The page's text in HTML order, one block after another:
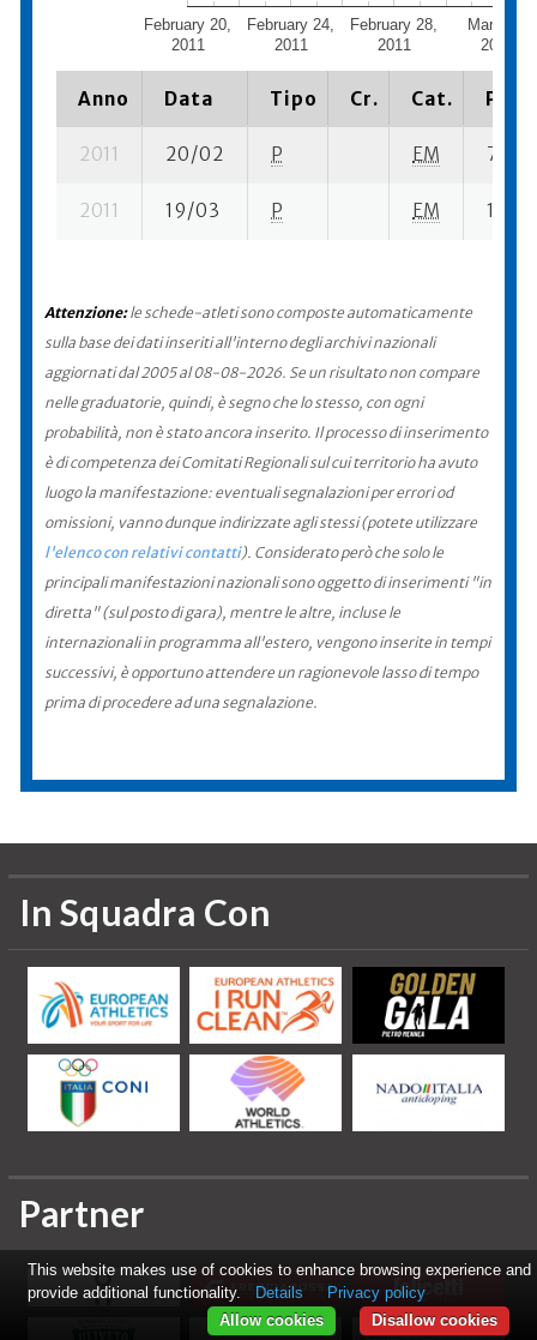
February 20,
2011
February 24,
2011
February 28,
2011
March 4,
2011
Anno Data Tipo Cr. Cat.
2011 20/02 P EM 7 se-
2011 19/03 P EM 10
Attenzione:le schede-atleti sono composte automaticamente
sulla base dei dati inseriti all'interno degli archivi nazionali
aggiornati dal 2005 al 08-08-2026. Se un risultato non compare
nelle graduatorie, quindi, è segno che lo stesso, con ogni
probabilità, non è stato ancora inserito. Il processo di inserimento
è di competenza dei Comitati Regionali sul cui territorio ha avuto
luogo la manifestazione: eventuali segnalazioni per errori od
omissioni, vanno dunque indirizzate agli stessi (potete utilizzare
l'elenco con relativi contatti). Considerato però che solo le
principali manifestazioni nazionali sono oggetto di inserimenti "in
diretta" (sul posto di gara), mentre le altre, incluse le
internazionali in programma all'estero, vengono inserite in tempi
successivi, è opportuno attendere un ragionevole lasso di tempo
prima di procedere ad una segnalazione.
In Squadra Con
Partner
This website makes use of cookies to enhance browsing experience and
provide additional functionality.
Details
Privacy policy
Disallow cookies
Allow cookies